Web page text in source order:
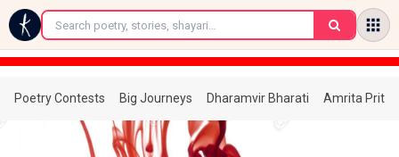
←
Poetry Contests Big Journeys Dharamvir Bharati Amrita